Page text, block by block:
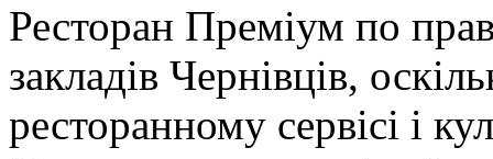
Ресторан Преміум по
закладів Чернівців,
ресторанному сервісі і